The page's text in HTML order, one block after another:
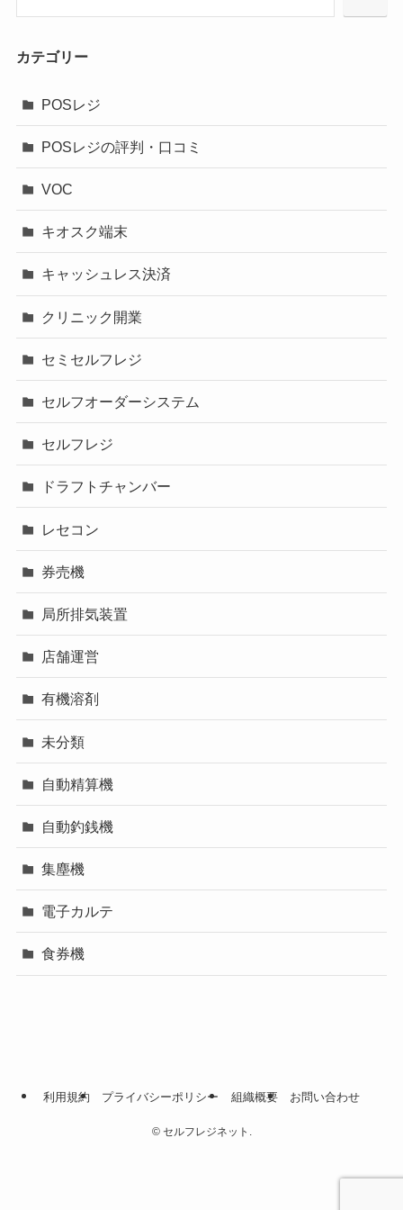
カテゴリー
POSレジ
POSレジの評判・口コミ
VOC
キオスク端末
キャッシュレス決済
クリニック開業
セミセルフレジ
セルフオーダーシステム
セルフレジ
ドラフトチャンバー
レセコン
券売機
局所排気装置
店舗運営
有機溶剤
未分類
自動精算機
自動釣銭機
集塵機
電子カルテ
食券機
利用規約 プライバシーポリシー 組織概要 お問い合わせ
©セルフレジネット.